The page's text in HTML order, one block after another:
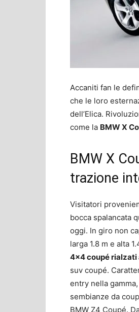
Accaniti fan le
che le loro
dell’Elica.
come la BMW X
BMW X
trazione
Visitatori
bocca spalancata
oggi. In giro non
larga 1.8 m e alta
4×4 coupé rialzati
suv coupé.
entry nella
sembianze da
BMW Z4 Coupé.